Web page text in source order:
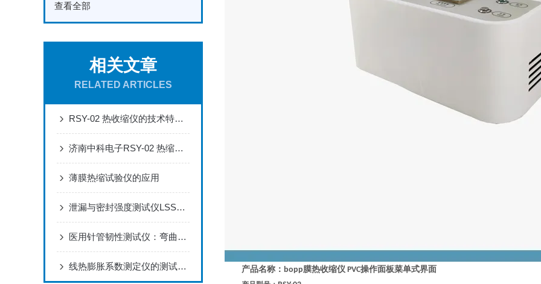
查看全部
相关文章
RELATED ARTICLES
RSY-02 热收缩仪的技术特性与应用优势分析
济南中科电子RSY-02 热缩试验仪的特点
薄膜热缩试验仪的应用
泄漏与密封强度测试仪LSSD-01H：软包装密封性量化检测的专业选择
医用针管韧性测试仪：弯曲试验中的角度控制与判定方法
线热膨胀系数测定仪的测试原理 产品名称： bopp膜热收缩仪 PVC操作面板菜单式界面